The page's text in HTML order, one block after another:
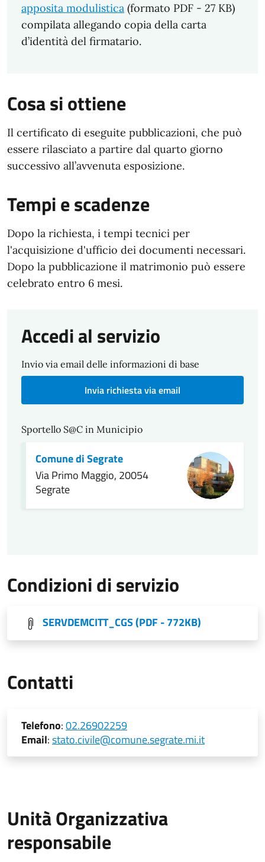
apposita modulistica (formato PDF - 27 KB)
compilata allegando copia della carta
d’identità del firmatario.
Cosa si ottiene
Il certificato di eseguite pubblicazioni, che può
essere rilasciato a partire dal quarto giorno
successivo all’avvenuta esposizione.
Tempi e scadenze
Dopo la richiesta, i tempi tecnici per
l'acquisizione d'ufficio dei documenti necessari.
Dopo la pubblicazione il matrimonio può essere
celebrato entro 6 mesi.
Accedi al servizio
Invio via email delle informazioni di base
Invia richiesta via email
Sportello S@C in Municipio
Comune di Segrate
Via Primo Maggio, 20054
Segrate
Condizioni di servizio
SERVDEMCITT_CGS(PDF - 772KB)
Contatti
Telefono:02.26902259
Email:stato.civile@comune.segrate.mi.it
Unità Organizzativa
responsabile